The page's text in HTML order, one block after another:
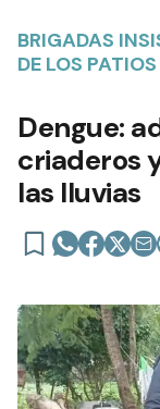
BRIGADAS
DE LOS
Dengue:
criaderos
las lluvias